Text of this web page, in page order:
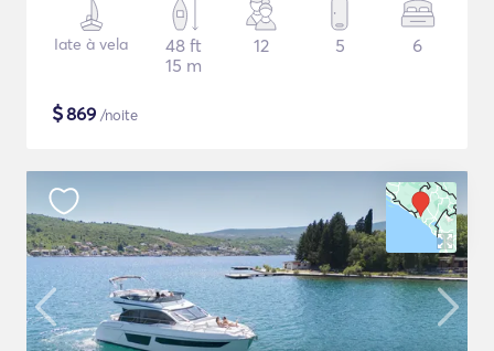
Iate à vela
48 ft
15 m
12 5 6
$869 /noite